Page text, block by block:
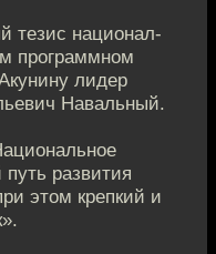
тезис национал-
программном
лидер
Навальный.
путь развития
этом крепкий и